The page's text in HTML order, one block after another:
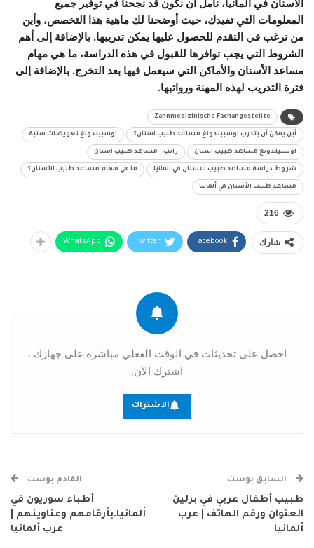
المعلومات التي تفيدك، حيث أوضحنا لك ماهية هذا التخصص، وأين
من ترغب في التقدم للحصول عليها يمكن تدريبها. بالإضافة إلى أهم
الشروط التي يجب توافرها للقبول في هذه الدراسة، ما هي مهام
مساعد الأسنان والأماكن التي سيعمل فيها بعد التخرج. بالإضافة إلى
فترة التدريب لهذه المهنة ورواتبها.
Zahnmedizinische Fachangestellte
أين يمكن أن يتدرب اوسبيلدونغ مساعد طبيب اسنان؟ اوسبيلدونغ تعويضات سنية
اوسبيلدونغ مساعد طبيب اسنان راتب - مساعد طبيب اسنان
شروط دراسة مساعد طبيب الاسنان في المانيا ما هي مهام مساعد طبيب الأسنان؟
مساعد طبيب الأسنان في ألمانيا
216
شارك Facebook
Twitter
WhatsApp
احصل على تحديثات في الوقت الفعلي مباشرة على جهازك ،
اشترك الآن.
الاشتراك
السابق بوست
طبيب أطفال عربي في برلين
العنوان ورقم الهاتف | عرب
ألمانيا
القادم بوست
أطباء سوريون في
ألمانيا.بأرقامهم وعناوينهم |
عرب ألمانيا